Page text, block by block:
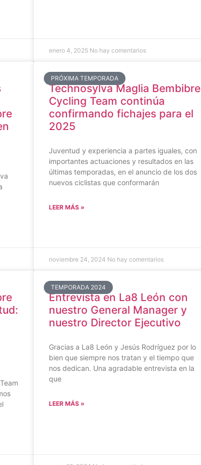
enero 4, 2025 No hay comentarios
PRÓXIMA TEMPORADA
Technosylva Maglia Bembibre
Cycling Team continúa
confirmando fichajes para el
2025
Juventud y experiencia a partes iguales, con
importantes actuaciones y resultados en las
últimas temporadas, en el anuncio de los dos
nuevos ciclistas que conformarán
LEER MÁS »
noviembre 24, 2024 No hay comentarios
TEMPORADA 2024
Entrevista en La8 León con
nuestro General Manager y
nuestro Director Ejecutivo
Gracias a La8 León y Jesús Rodríguez por lo
bien que siempre nos tratan y el tiempo que
nos dedican. Una agradable entrevista en la
que
LEER MÁS »